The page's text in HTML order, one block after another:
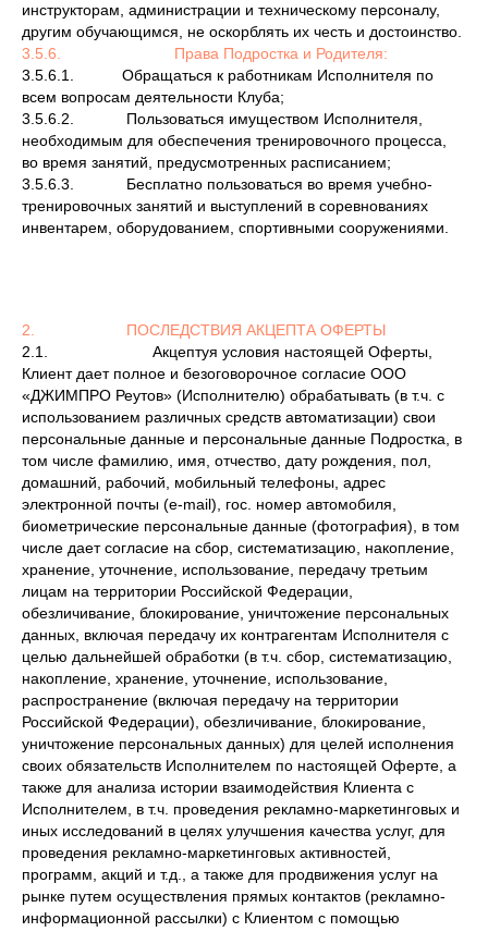
инструкторам, администрации и техническому персоналу,
другим обучающимся, не оскорблять их честь и достоинство.
3.5.6. Права Подростка и Родителя:
3.5.6.1. Обращаться к работникам Исполнителя по
всем вопросам деятельности Клуба;
3.5.6.2. Пользоваться имуществом Исполнителя,
необходимым для обеспечения тренировочного процесса,
во время занятий, предусмотренных расписанием;
3.5.6.3. Бесплатно пользоваться во время учебно-
тренировочных занятий и выступлений в соревнованиях
инвентарем, оборудованием, спортивными сооружениями.
2. ПОСЛЕДСТВИЯ АКЦЕПТА ОФЕРТЫ
2.1. Акцептуя условия настоящей Оферты,
Клиент дает полное и безоговорочное согласие ООО
«ДЖИМПРО Реутов» (Исполнителю) обрабатывать (в т.ч. с
использованием различных средств автоматизации) свои
персональные данные и персональные данные Подростка, в
том числе фамилию, имя, отчество, дату рождения, пол,
домашний, рабочий, мобильный телефоны, адрес
электронной почты (e-mail), гос. номер автомобиля,
биометрические персональные данные (фотография), в том
числе дает согласие на сбор, систематизацию, накопление,
хранение, уточнение, использование, передачу третьим
лицам на территории Российской Федерации,
обезличивание, блокирование, уничтожение персональных
данных, включая передачу их контрагентам Исполнителя с
целью дальнейшей обработки (в т.ч. сбор, систематизацию,
накопление, хранение, уточнение, использование,
распространение (включая передачу на территории
Российской Федерации), обезличивание, блокирование,
уничтожение персональных данных) для целей исполнения
своих обязательств Исполнителем по настоящей Оферте, а
также для анализа истории взаимодействия Клиента с
Исполнителем, в т.ч. проведения рекламно-маркетинговых и
иных исследований в целях улучшения качества услуг, для
проведения рекламно-маркетинговых активностей,
программ, акций и т.д., а также для продвижения услуг на
рынке путем осуществления прямых контактов (рекламно-
информационной рассылки) с Клиентом с помощью